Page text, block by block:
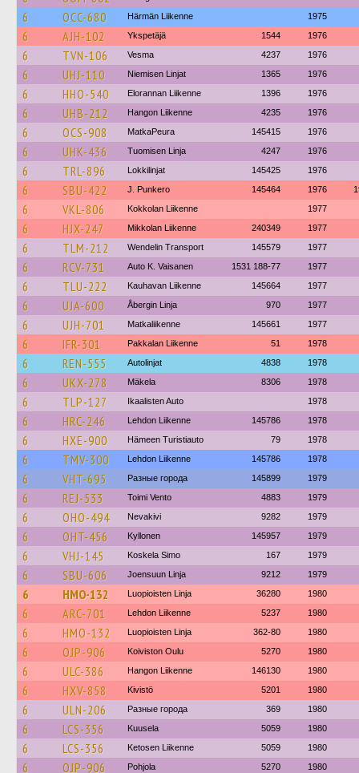
6 OCC-680 Härmän Liikenne 1975
6 AJH-102 Ykspetäjä 1544 1976
6 TVN-106 Vesma 4237 1976
6 UHJ-110 Niemisen Linjat 1365 1976
6 HHO-540 Elorannan Liikenne 1396 1976
6 UHB-212 Hangon Liikenne 4235 1976
6 OCS-908 MatkaPeura 145415 1976
6 UHK-436 Tuomisen Linja 4247 1976
6 TRL-896 Lokkilinjat 145425 1976
6 SBU-422 J. Punkero 145464 1976
6 VKL-806 Kokkolan Liikenne 1977
6 HJX-247 Mikkolan Liikenne 240349 1977
6 TLM-212 Wendelin Transport 145579 1977
6 RCV-731 Auto K. Vaisanen 1531 188-77 1977
6 TLU-222 Kauhavan Liikenne 145664 1977
6 UJA-600 Åbergin Linja 970 1977
6 UJH-701 Matkaliikenne 145661 1977
6 IFR-301 Pakkalan Liikenne 51 1978
6 REN-555 Autolinjat 4838 1978
6 UKX-278 Mäkela 8306 1978
6 TLP-127 Ikaalisten Auto 1978
6 HRC-246 Lehdon Liikenne 145786 1978
6 HXE-900 Hämeen Turistiauto 79 1978
6 TMV-300 Lehdon Liikenne 145786 1978
6 VHT-695 Разные города 145899 1979
6 REJ-533 Toimi Vento 4883 1979
6 OHO-494 Nevakivi 9282 1979
6 OHT-456 Kyllonen 145957 1979
6 VHJ-145 Koskela Simo 167 1979
6 SBU-606 Joensuun Linja 9212 1979
6 HMO-132 Luopioisten Linja 36280 1980
6 ARC-701 Lehdon Liikenne 5237 1980
6 HMO-132 Luopioisten Linja 362-80 1980
6 OJP-906 Koiviston Oulu 5270 1980
6 ULC-386 Hangon Liikenne 146130 1980
6 HXV-858 Kivistö 5201 1980
6 ULN-206 Разные города 369 1980
6 LCS-356 Kuusela 5059 1980
6 LCS-356 Ketosen Liikenne 5059 1980
6 OJP-906 Pohjola 5270 1980